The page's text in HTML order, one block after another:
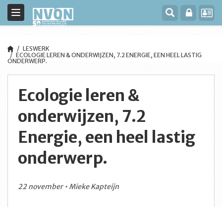
Toggle
navigation
LESWERK
ECOLOGIE LEREN & ONDERWIJZEN, 7.2 ENERGIE, EEN HEEL LASTIG
ONDERWERP.
Ecologie leren &
onderwijzen, 7.2
Energie, een heel lastig
onderwerp.
22 november • Mieke Kapteijn